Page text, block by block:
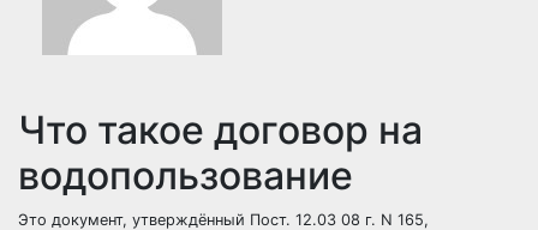
Что такое договор на
водопользование
Это документ, утверждённый Пост. 12.03 08 г. N 165,